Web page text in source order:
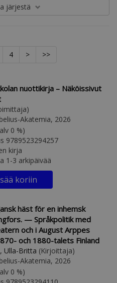
järjestä
4 > >>
nuottikirja – Näköissivut
Akatemia, 2026
hinta hinta
0 %)
9789523294257
kirja
1-3 arkipäivää
koriin
häst för en inhemsk
— Språkpolitik med
och i August Arppes
och 1880-talets Finland
Ulla-Britta (Kirjoittaja)
Akatemia, 2026
hinta hinta
0 %)